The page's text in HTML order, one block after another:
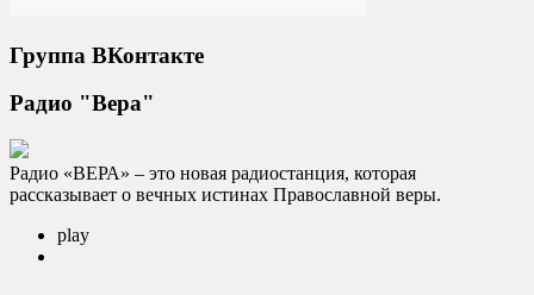
Группа ВКонтакте
Радио "Вера"
Радио «ВЕРА» – это новая радиостанция, которая
рассказывает о вечных истинах Православной веры.
play